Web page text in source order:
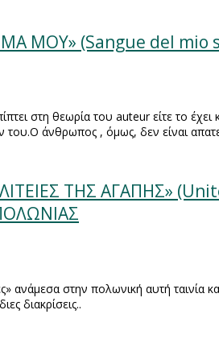
ΜΟΥ» (Sangue del
στη θεωρία του auteurείτε το
του.Ο άνθρωπος , όμως, δεν είναι
ΤΗΣ ΑΓΑΠΗΣ»
ανάμεσα στην πολωνική αυτή ταινία
διακρίσεις..